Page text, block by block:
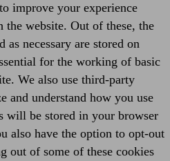
improve your experience
website. Out of these, the
as necessary are stored on
for the working of basic
We also use third-party
and understand how you use
will be stored in your browser
also have the option to opt-out
out of some of these cookies